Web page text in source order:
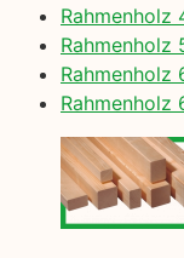
Rahmenholz
Rahmenholz
Rahmenholz
Rahmenholz